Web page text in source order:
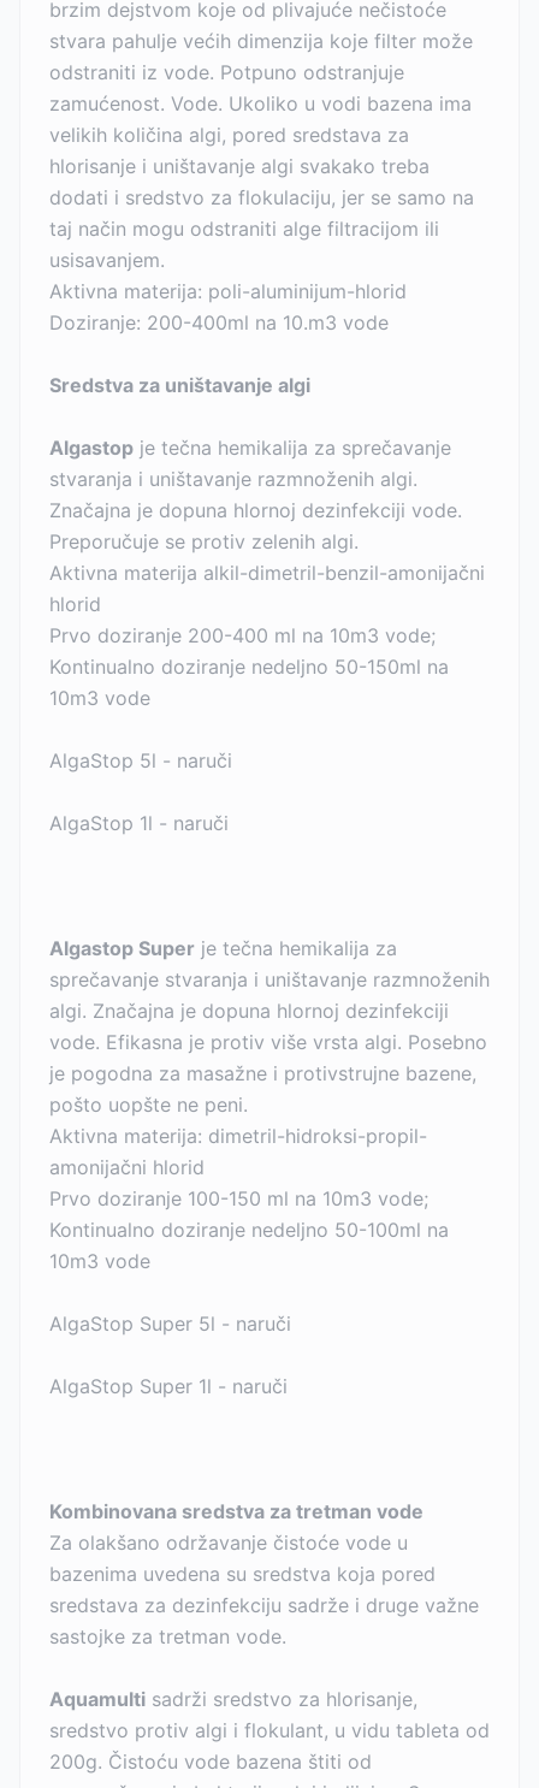
brzim dejstvom koje od plivajuće nečistoće
stvara pahulje većih dimenzija koje filter može
odstraniti iz vode. Potpuno odstranjuje
zamućenost. Vode. Ukoliko u vodi bazena ima
velikih količina algi, pored sredstava za
hlorisanje i uništavanje algi svakako treba
dodati i sredstvo za flokulaciju, jer se samo na
taj način mogu odstraniti alge filtracijom ili
usisavanjem.
Aktivna materija: poli-aluminijum-hlorid
Doziranje: 200-400ml na 10.m3 vode
Sredstva za uništavanje algi
Algastop je tečna hemikalija za sprečavanje
stvaranja i uništavanje razmnoženih algi.
Značajna je dopuna hlornoj dezinfekciji vode.
Preporučuje se protiv zelenih algi.
Aktivna materija alkil-dimetril-benzil-amonijačni
hlorid
Prvo doziranje 200-400 ml na 10m3 vode;
Kontinualno doziranje nedeljno 50-150ml na
10m3 vode
AlgaStop 5l - naruči
AlgaStop 1l - naruči
Algastop Super je tečna hemikalija za
sprečavanje stvaranja i uništavanje razmnoženih
algi. Značajna je dopuna hlornoj dezinfekciji
vode. Efikasna je protiv više vrsta algi. Posebno
je pogodna za masažne i protivstrujne bazene,
pošto uopšte ne peni.
Aktivna materija: dimetril-hidroksi-propil-
amonijačni hlorid
Prvo doziranje 100-150 ml na 10m3 vode;
Kontinualno doziranje nedeljno 50-100ml na
10m3 vode
AlgaStop Super 5l - naruči
AlgaStop Super 1l - naruči
Kombinovana sredstva za tretman vode
Za olakšano održavanje čistoće vode u
bazenima uvedena su sredstva koja pored
sredstava za dezinfekciju sadrže i druge važne
sastojke za tretman vode.
Aquamulti sadrži sredstvo za hlorisanje,
sredstvo protiv algi i flokulant, u vidu tableta od
200g. Čistoću vode bazena štiti od